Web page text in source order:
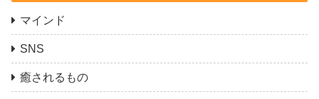
マインド
SNS
癒されるもの